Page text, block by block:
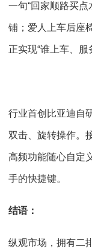
一句“回家顺路买
铺；爱人上车后座
正实现“谁上车、服
行业首创比亚迪自
双击、旋转操作。
高频功能随心自定
手的快捷键。
结语：
纵观市场，拥有二